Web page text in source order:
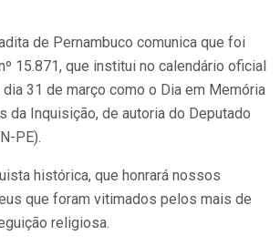
de Pernambuco comunica que foi
15.871, que institui no calendário oficial
31 de março como o Dia em Memória
da Inquisição, de autoria do Deputado
PE).
histórica, que honrará nossos
que foram vitimados pelos mais de
religiosa.